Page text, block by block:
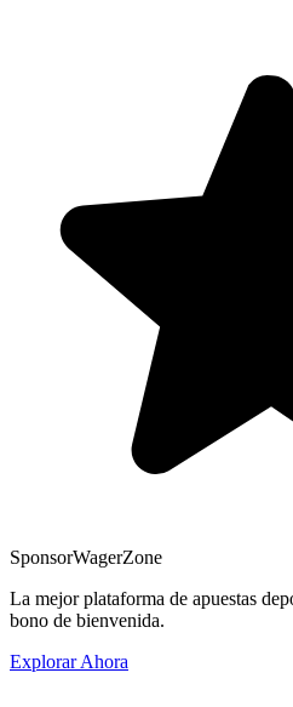
SponsorWagerZone
La mejor plataforma de apuestas
bono de bienvenida.
Explorar Ahora